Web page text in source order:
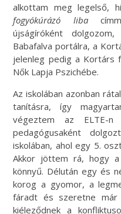
alkottam meg legelső,
fogyókúrázó liba
újságíróként
Babafalva portálra, a
jelenleg pedig a Kortárs
Nők Lapja Pszichébe.
Az iskolában azonban
tanításra, így
végeztem az ELTE-
pedagógusaként
iskolában, ahol egy 5.
Akkor jöttem rá, hogy
könnyű. Délután egy és
korog a gyomor, a
fáradt és szeretne már
kiéleződnek a